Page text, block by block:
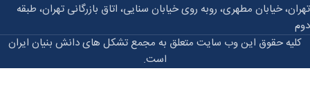
تهران، خیابان مطهری، روبه روی خیابان سنایی، اتاق بازرگانی تهران، طبقه
دوم
کلیه حقوق این وب سایت متعلق به مجمع تشکل های دانش بنیان ایران
است.